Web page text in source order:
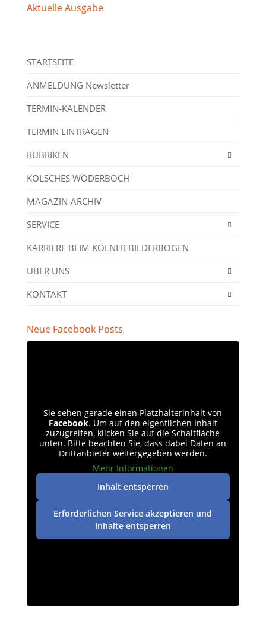
Aktuelle Ausgabe
STARTSEITE
ANMELDUNG Newsletter
TERMIN-KALENDER
TERMIN EINTRAGEN
RUBRIKEN
KÖLSCHES WÖDERBOCH
MAGAZIN-ARCHIV
SERVICE
KARRIERE BEIM KÖLNER BILDERBOGEN
ÜBER UNS
KONTAKT
Neue Facebook Posts
Sie sehen gerade einen Platzhalterinhalt von
Facebook. Um auf den eigentlichen Inhalt
zuzugreifen, klicken Sie auf die Schaltfläche
unten. Bitte beachten Sie, dass dabei Daten an
Drittanbieter weitergegeben werden.
Mehr Informationen
Inhalt entsperren
Erforderlichen Service akzeptieren und
Inhalte entsperren
Datenschutz|Impressum| © perey-medien